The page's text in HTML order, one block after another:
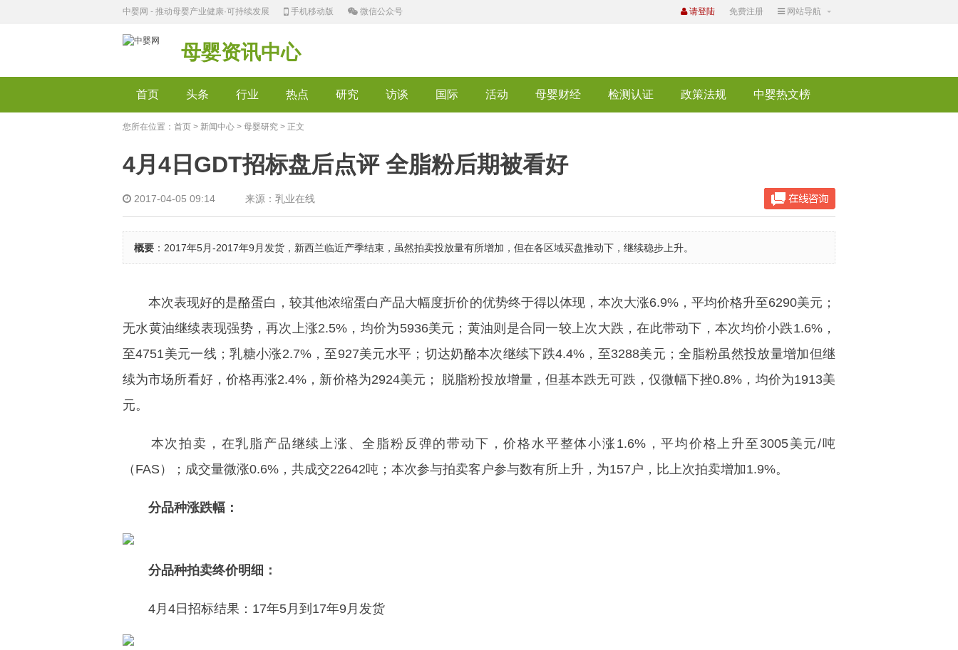
中婴网 - 推动母婴产业健康·可持续发展 手机移动版 微信公众号 请登陆 免费注册 网站导航
母婴资讯中心
首页 头条 行业 热点 研究 访谈 国际 活动 母婴财经 检测认证 政策法规 中婴热文榜
您所在位置： 首页 > 新闻中心 > 母婴研究 > 正文
4月4日GDT招标盘后点评 全脂粉后期被看好
2017-04-05 09:14 来源：乳业在线
概要 ：2017年5月-2017年9月发货，新西兰临近产季结束，虽然拍卖投放量有所增加，但在各区域买盘推动下，继续稳步上升。
本次表现好的是酪蛋白，较其他浓缩蛋白产品大幅度折价的优势终于得以体现，本次大涨6.9%，平均价格升至6290美元；
无水黄油继续表现强势，再次上涨2.5%，均价为5936美元；黄油则是合同一较上次大跌，在此带动下，本次均价小跌1.6%，
至4751美元一线；乳糖小涨2.7%，至927美元水平；切达奶酪本次继续下跌4.4%，至3288美元；全脂粉虽然投放量增加但继
续为市场所看好，价格再涨2.4%，新价格为2924美元； 脱脂粉投放增量，但基本跌无可跌，仅微幅下挫0.8%，均价为1913美
元。
本次拍卖，在乳脂产品继续上涨、全脂粉反弹的带动下，价格水平整体小涨1.6%，平均价格上升至3005美元/吨
（FAS）；成交量微涨0.6%，共成交22642吨；本次参与拍卖客户参与数有所上升，为157户，比上次拍卖增加1.9%。
分品种涨跌幅：
分品种拍卖终价明细：
4月4日招标结果：17年5月到17年9月发货